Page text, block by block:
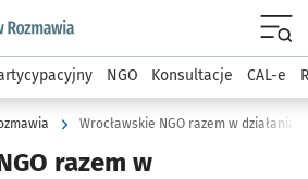
podserwis: Rozmawia
NGO Konsultacje CAL-e
Wrocławskie NGO razem w
razem w